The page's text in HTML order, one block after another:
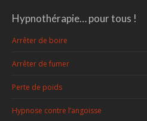
Hypnothérapie… pour tous !
Arrêter de boire
Arrêter de fumer
Perte de poids
Hypnose contre l’angoisse